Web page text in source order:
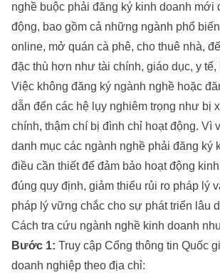
nghề buộc phải đăng ký kinh doanh mới
động, bao gồm cả những ngành phổ
online, mở quán cà phê, cho thuê nhà,
đặc thù hơn như tài chính, giáo dục, y
Việc không đăng ký ngành nghề hoặc
dẫn đến các hệ lụy nghiêm trọng như bị
chính, thậm chí bị đình chỉ hoạt động. Vì
danh mục các ngành nghề phải đăng ký
điều cần thiết để đảm bảo hoạt động
đúng quy định, giảm thiểu rủi ro pháp lý
pháp lý vững chắc cho sự phát triển lâu
Cách tra cứu ngành nghề kinh doanh
Bước 1: Truy cập Cổng thông tin Quốc
doanh nghiệp theo địa chỉ: